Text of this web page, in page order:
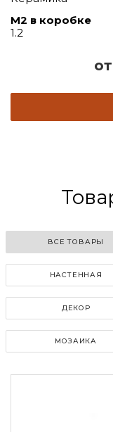
М2 в коробке
1.2
ВСЕ ТОВАРЫ
НАСТЕННАЯ
ДЕКОР
МОЗАИКА